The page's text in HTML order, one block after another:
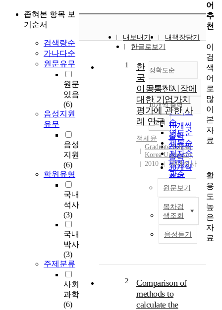
좁혀본 항목 보
기순서
검색량순
가나다순
원문유무
원문
있음
(6)
음성지원
유무
음성
지원
(6)
학위유형
국내
석사
(3)
국내
박사
(3)
주제분류
사회
과학
(6)
내보내기
내책장담기
한글로보기
정확도순
정확도
순
인기도
순
연도순
제목순
저자순
발행기
관순
내림차순
내림차순
10개씩 출력
10개씩
출력
20개씩
출력
30개씩
출력
50개씩
출력
100개씩
출력
조회
1
한
국
이동통신시장에
대한 기업가치
평가에 관한 사
례 연구
정세윤
Graduate School,
Korea University
2010
국내석사
원문보기
목차검
색조회
음성듣기
2
Comparison of
methods to
calculate the
어
추
천
이
검
색
어
로
많
이
본
자
료
활
용
도
높
은
자
료